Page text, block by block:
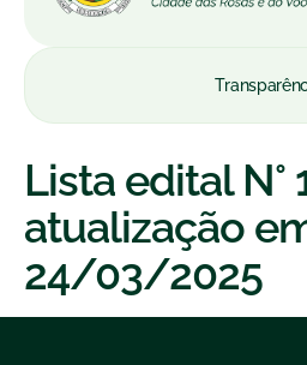
Lista edital N°
atualização
24/03/2025